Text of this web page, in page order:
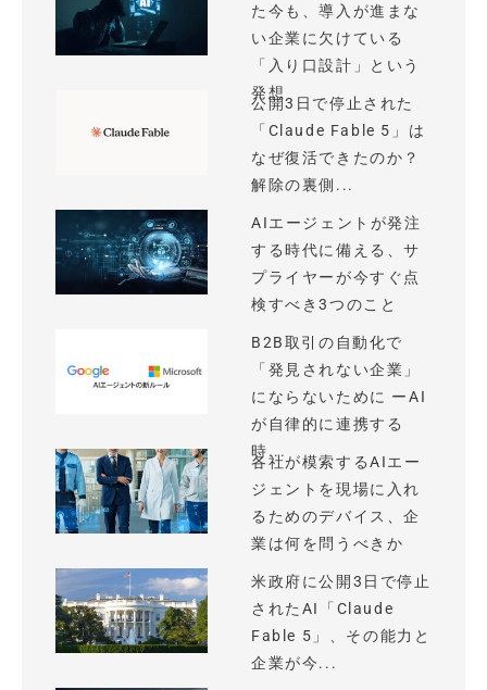
た今も、導入が進まな
い企業に欠けている
「入り口設計」という
発想
公開3日で停止された
「Claude Fable 5」は
なぜ復活できたのか？
解除の裏側...
AIエージェントが発注
する時代に備える、サ
プライヤーが今すぐ点
検すべき3つのこと
B2B取引の自動化で
「発見されない企業」
にならないために ーAI
が自律的に連携する
時...
各社が模索するAIエー
ジェントを現場に入れ
るためのデバイス、企
業は何を問うべきか
米政府に公開3日で停止
されたAI「Claude
Fable 5」、その能力と
企業が今...